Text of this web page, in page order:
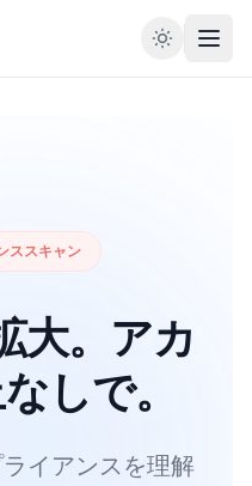
ススキャン
大。アカ
しで。
イアンスを理解